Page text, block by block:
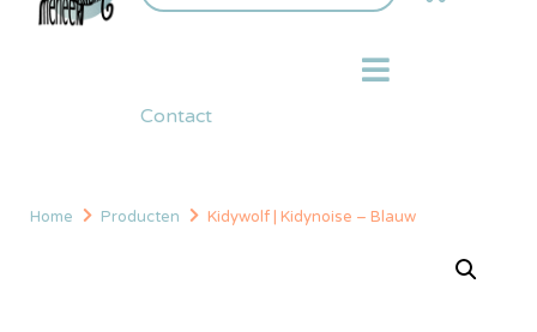
Contact
Home Producten Kidywolf | Kidynoise – Blauw